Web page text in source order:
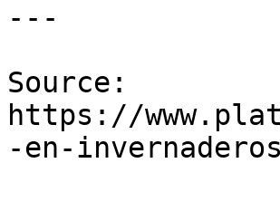
---
Source:
https://